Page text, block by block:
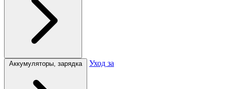
Аккумуляторы, зарядка Уход за